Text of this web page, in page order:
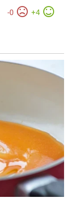
-0 +4